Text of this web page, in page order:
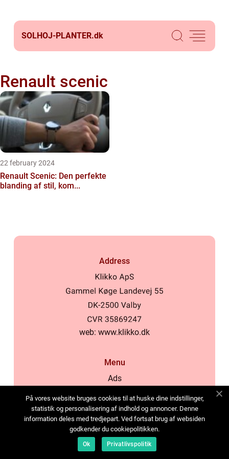
SOLHOJ-PLANTER.dk
Renault scenic
22 february 2024
Renault Scenic: Den perfekte
blanding af stil, kom...
Address
web: www.klikko.dk
Menu
Ads
Cookies
Contact
Sitemap
På vores website bruges cookies til at huske dine indstillinger,
statistik og personalisering af indhold og annoncer. Denne
information deles med tredjepart. Ved fortsat brug af websiden
godkender du cookiepolitikken.
Ok Privatlivspolitik